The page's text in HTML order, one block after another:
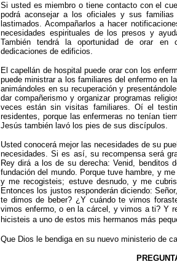
Si usted es miembro o tiene contacto con el
podrá aconsejar a los oficiales y sus
lastimados. Acompañarlos a hacer
necesidades espirituales de los presos y
También tendrá la oportunidad de orar en
dedicaciones de edificios.
El capellán de hospital puede orar con los
puede ministrar a los familiares del enfermo en
animándoles en su recuperación y
dar compañerismo y organizar programas
veces están sin visitas familiares. Oí el
residentes, porque las enfermeras no tenían
Jesús también lavó los pies de sus discípulos.
Usted conocerá mejor las necesidades de su
necesidades. Si es así, su recompensa será
Rey dirá a los de su derecha: Venid, benditos
fundación del mundo. Porque tuve hambre, y
y me recogisteis; estuve desnudo, y me
Entonces los justos responderán diciendo:
te dimos de beber? ¿Y cuándo te vimos
vimos enfermo, o en la cárcel, y vimos a ti? Y
hicisteis a uno de estos mis hermanos más
Que Dios le bendiga en su nuevo ministerio de